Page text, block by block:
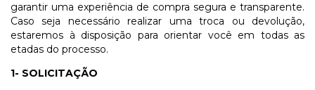
garantir uma experiência de compra segura e transparente.
Caso seja necessário realizar uma troca ou devolução,
estaremos à disposição para orientar você em todas as
etadas do processo.
1- SOLICITAÇÃO